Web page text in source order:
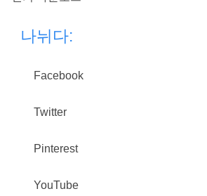
나뉘다:
Facebook
Twitter
Pinterest
YouTube